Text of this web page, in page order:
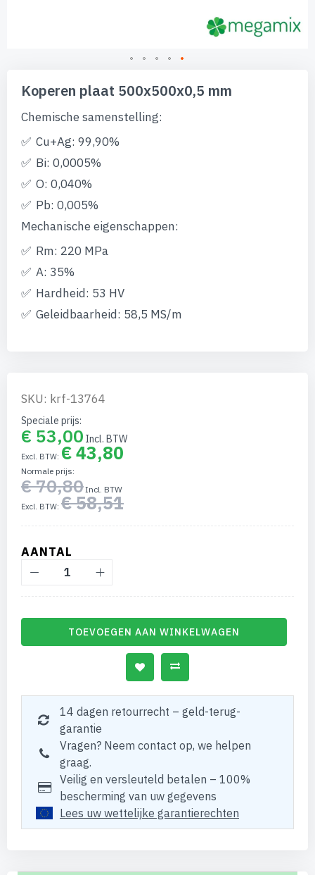
naar
begin
afbeeldingen-
gallerij
Koperen plaat 500x500x0,5 mm
Chemische samenstelling:
Cu+Ag: 99,90%
Bi: 0,0005%
O: 0,040%
Pb: 0,005%
Mechanische eigenschappen:
Rm: 220 MPa
A: 35%
Hardheid: 53 HV
Geleidbaarheid: 58,5 MS/m
SKU: krf-13764
Speciale prijs
€ 53,00
€ 43,80
Normale prijs
€ 70,80
€ 58,51
AANTAL
TOEVOEGEN AAN WINKELWAGEN
14 dagen retourrecht – geld-terug-
garantie
Vragen? Neem contact op, we helpen
graag.
Veilig en versleuteld betalen – 100%
bescherming van uw gegevens
Lees uw wettelijke garantierechten